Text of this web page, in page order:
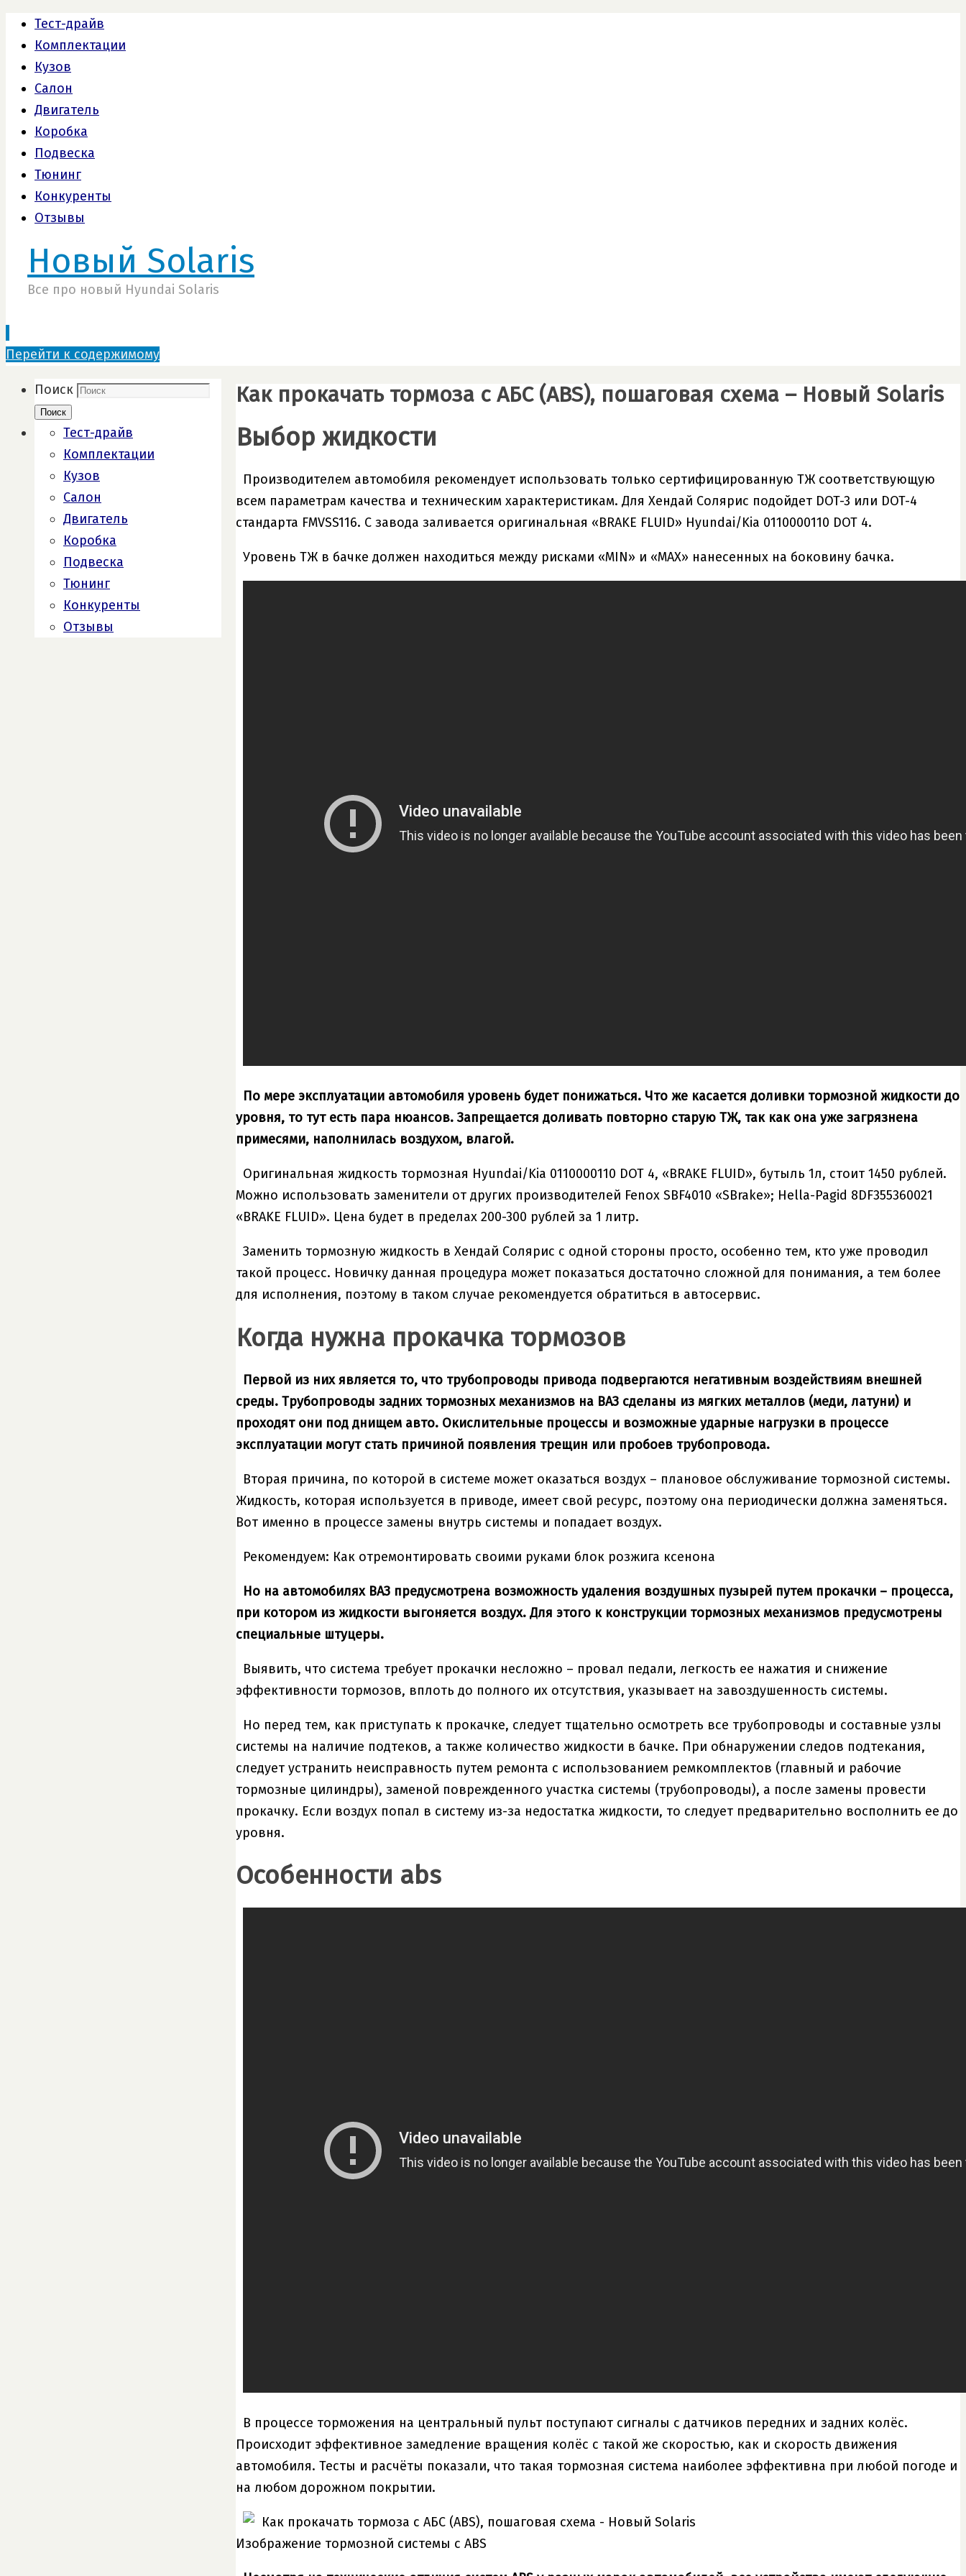
Тест-драйв
Комплектации
Кузов
Салон
Двигатель
Коробка
Подвеска
Тюнинг
Конкуренты
Отзывы
Новый Solaris
Все про новый Hyundai Solaris
Перейти к содержимому
Как прокачать тормоза с АБС (ABS), пошаговая схема – Новый Solaris
Выбор жидкости
Производителем автомобиля рекомендует использовать только сертифицированную ТЖ соответствующую
всем параметрам качества и техническим характеристикам. Для Хендай Солярис подойдет DOT-3 или DOT-4
стандарта FMVSS116. С завода заливается оригинальная «BRAKE FLUID» Hyundai/Kia 0110000110 DOT 4.
Уровень ТЖ в бачке должен находиться между рисками «MIN» и «МАХ» нанесенных на боковину бачка.
По мере эксплуатации автомобиля уровень будет понижаться. Что же касается доливки тормозной жидкости до
уровня, то тут есть пара нюансов. Запрещается доливать повторно старую ТЖ, так как она уже загрязнена
примесями, наполнилась воздухом, влагой.
Оригинальная жидкость тормозная Hyundai/Kia 0110000110 DOT 4, «BRAKE FLUID», бутыль 1л, стоит 1450 рублей.
Можно использовать заменители от других производителей Fenox SBF4010 «SBrake»; Hella-Pagid 8DF355360021
«BRAKE FLUID». Цена будет в пределах 200-300 рублей за 1 литр.
Заменить тормозную жидкость в Хендай Солярис с одной стороны просто, особенно тем, кто уже проводил
такой процесс. Новичку данная процедура может показаться достаточно сложной для понимания, а тем более
для исполнения, поэтому в таком случае рекомендуется обратиться в автосервис.
Когда нужна прокачка тормозов
Первой из них является то, что трубопроводы привода подвергаются негативным воздействиям внешней
среды. Трубопроводы задних тормозных механизмов на ВАЗ сделаны из мягких металлов (меди, латуни) и
проходят они под днищем авто. Окислительные процессы и возможные ударные нагрузки в процессе
эксплуатации могут стать причиной появления трещин или пробоев трубопровода.
Вторая причина, по которой в системе может оказаться воздух – плановое обслуживание тормозной системы.
Жидкость, которая используется в приводе, имеет свой ресурс, поэтому она периодически должна заменяться.
Вот именно в процессе замены внутрь системы и попадает воздух.
Рекомендуем: Как отремонтировать своими руками блок розжига ксенона
Но на автомобилях ВАЗ предусмотрена возможность удаления воздушных пузырей путем прокачки – процесса,
при котором из жидкости выгоняется воздух. Для этого к конструкции тормозных механизмов предусмотрены
специальные штуцеры.
Выявить, что система требует прокачки несложно – провал педали, легкость ее нажатия и снижение
эффективности тормозов, вплоть до полного их отсутствия, указывает на завоздушенность системы.
Но перед тем, как приступать к прокачке, следует тщательно осмотреть все трубопроводы и составные узлы
системы на наличие подтеков, а также количество жидкости в бачке. При обнаружении следов подтекания,
следует устранить неисправность путем ремонта с использованием ремкомплектов (главный и рабочие
тормозные цилиндры), заменой поврежденного участка системы (трубопроводы), а после замены провести
прокачку. Если воздух попал в систему из-за недостатка жидкости, то следует предварительно восполнить ее до
уровня.
Особенности abs
В процессе торможения на центральный пульт поступают сигналы с датчиков передних и задних колёс.
Происходит эффективное замедление вращения колёс с такой же скоростью, как и скорость движения
автомобиля. Тесты и расчёты показали, что такая тормозная система наиболее эффективна при любой погоде и
на любом дорожном покрытии.
Изображение тормозной системы с ABS
Поиск
Поиск
Тест-драйв
Комплектации
Кузов
Салон
Двигатель
Коробка
Подвеска
Тюнинг
Конкуренты
Отзывы